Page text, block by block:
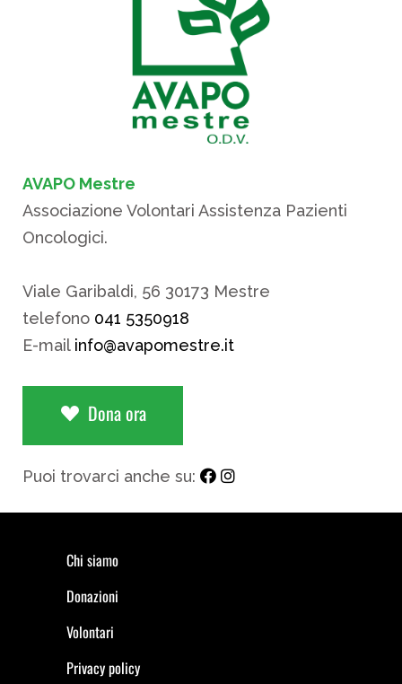
AVAPO Mestre
Associazione Volontari Assistenza Pazienti
Oncologici.
Viale Garibaldi, 56 30173 Mestre
telefono 041 5350918
E-mail info@avapomestre.it
Dona ora
Puoi trovarci anche su:
Chi siamo
Donazioni
Volontari
Privacy policy